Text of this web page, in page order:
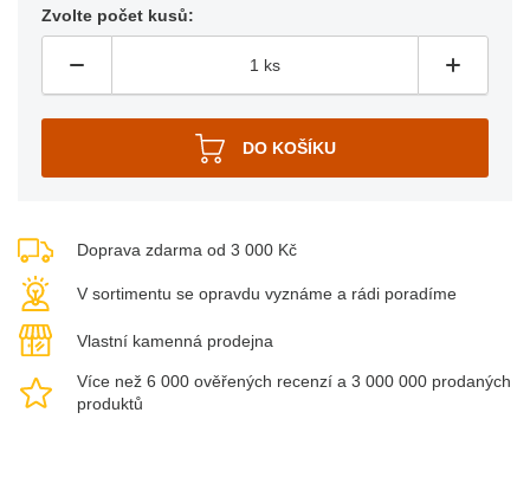
Zvolte počet kusů:
Doprava zdarma od 3 000 Kč
V sortimentu se opravdu vyznáme a rádi poradíme
Vlastní kamenná prodejna
Více než 6 000 ověřených recenzí a 3 000 000 prodaných
produktů